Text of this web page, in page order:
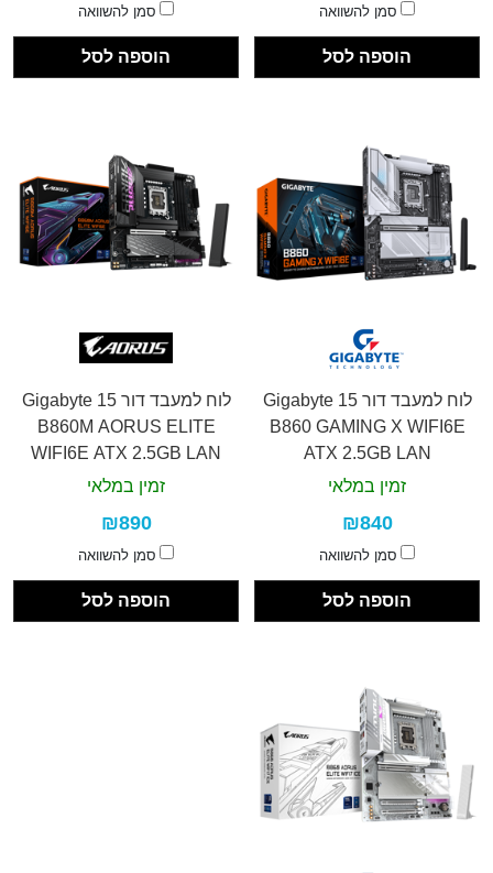
סמן להשוואה
הוספה לסל
סמן להשוואה
הוספה לסל
לוח למעבד דור 15 Gigabyte
B860 GAMING X WIFI6E
ATX 2.5GB LAN
זמין במלאי
₪840
סמן להשוואה
הוספה לסל
לוח למעבד דור 15 Gigabyte
B860M AORUS ELITE
WIFI6E ATX 2.5GB LAN
זמין במלאי
₪890
סמן להשוואה
הוספה לסל